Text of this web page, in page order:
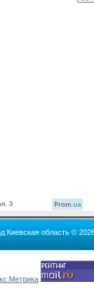
3 Prom.ua
Киевская область ©